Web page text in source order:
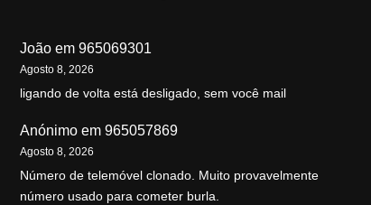
João em 965069301
Agosto 8, 2026
ligando de volta está desligado, sem você mail
Anónimo em 965057869
Agosto 8, 2026
Número de telemóvel clonado. Muito provavelmente
número usado para cometer burla.